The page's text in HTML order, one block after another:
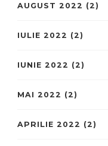
AUGUST 2022 (2)
IULIE 2022 (2)
IUNIE 2022 (2)
MAI 2022 (2)
APRILIE 2022 (2)